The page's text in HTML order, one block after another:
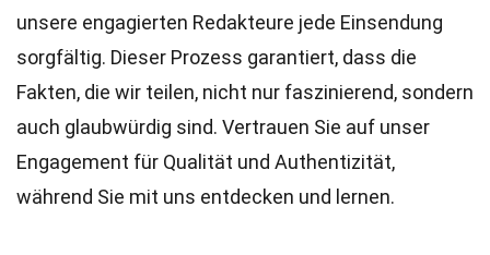
unsere engagierten Redakteure jede Einsendung
sorgfältig. Dieser Prozess garantiert, dass die
Fakten, die wir teilen, nicht nur faszinierend, sondern
auch glaubwürdig sind. Vertrauen Sie auf unser
Engagement für Qualität und Authentizität,
während Sie mit uns entdecken und lernen.